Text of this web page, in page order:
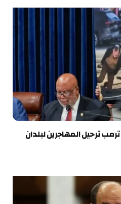
ترحيل المهاجرين لبلدان